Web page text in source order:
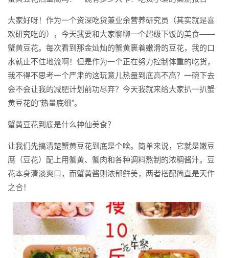
个超级下饭的美食——蟹黄豆...
大家好呀！作为一个资深吃货兼业余营养研究员（其实就是喜
欢研究吃的），今天我要和大家聊聊一个超级下饭的美食——
蟹黄豆花。每次看到那金灿灿的蟹黄裹着嫩滑的豆花，我的口
水就止不住地流啊！但是作为一个正在努力控制体重的吃货，
我不得不思考一个严肃的这玩意儿热量到底高不高？一碗下去
会不会让我的减肥计划前功尽弃？今天我就来给大家扒一扒蟹
黄豆花的"热量底细"。
蟹黄豆花到底是什么神仙美食？
让我们先搞清楚蟹黄豆花到底是个啥。简单来说，它就是嫩豆
腐（豆花）配上用蟹黄、蟹肉和各种调料熬制的浓稠酱汁。豆
花本身清淡爽口，而蟹黄酱则浓郁鲜美，两者搭配简直是天作
之合！